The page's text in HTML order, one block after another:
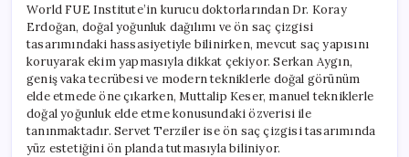
World FUE Institute’in kurucu doktorlarından Dr. Koray
Erdoğan, doğal yoğunluk dağılımı ve ön saç çizgisi
tasarımındaki hassasiyetiyle bilinirken, mevcut saç yapısını
koruyarak ekim yapmasıyla dikkat çekiyor. Serkan Aygın,
geniş vaka tecrübesi ve modern tekniklerle doğal görünüm
elde etmede öne çıkarken, Muttalip Keser, manuel tekniklerle
doğal yoğunluk elde etme konusundaki özverisi ile
tanınmaktadır. Servet Terziler ise ön saç çizgisi tasarımında
yüz estetiğini ön planda tutmasıyla biliniyor.